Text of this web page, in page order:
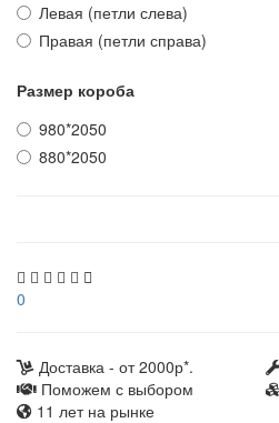
Левая (петли слева)
Правая (петли справа)
Размер короба
980*2050
880*2050
0
Доставка - от 2000р*.
Поможем с выбором
11 лет на рынке